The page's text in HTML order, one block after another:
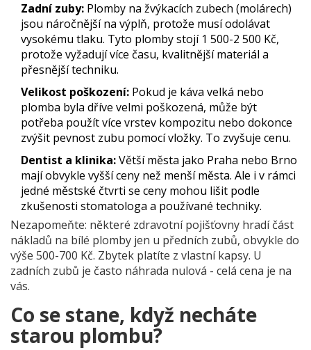
Zadní zuby: Plomby na žvýkacích zubech (molárech)
jsou náročnější na výplň, protože musí odolávat
vysokému tlaku. Tyto plomby stojí 1 500-2 500 Kč,
protože vyžadují více času, kvalitnější materiál a
přesnější techniku.
Velikost poškození: Pokud je káva velká nebo
plomba byla dříve velmi poškozená, může být
potřeba použít více vrstev kompozitu nebo dokonce
zvýšit pevnost zubu pomocí vložky. To zvyšuje cenu.
Dentist a klinika:Větší města jako Praha nebo Brno
mají obvykle vyšší ceny než menší města. Ale i v rámci
jedné městské čtvrti se ceny mohou lišit podle
zkušenosti stomatologa a používané techniky.
Nezapomeňte: některé zdravotní pojišťovny hradí část
nákladů na bílé plomby jen u předních zubů, obvykle do
výše 500-700 Kč. Zbytek platíte z vlastní kapsy. U
zadních zubů je často náhrada nulová - celá cena je na
vás.
Co se stane, když necháte
starou plombu?